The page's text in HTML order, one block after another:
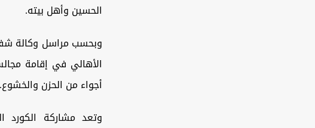
الحسين وأهل بيته.
وبحسب مراسل وكالة
الأهالي في إقامة
أجواء من الحزن والخشوع.
وتعد مشاركة الكورد